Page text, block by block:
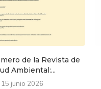
de la Revista de
Ambiental:...
15 junio 2026